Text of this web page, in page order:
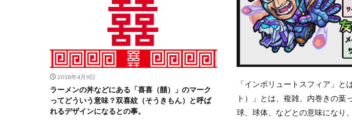
「インボリュートスフィア」
ト）」とは、複雑、内巻きの葉
球、球体、などとの意味になり
2018年4月9日
ラーメンの丼などにある「喜喜（囍）」のマーク
ってどういう意味？双喜紋（そうきもん）と呼ば
れるデザインになるとの事。